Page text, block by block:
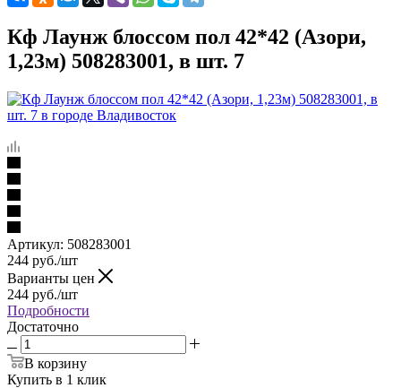
Кф Лаунж блоссом пол 42*42 (Азори,
1,23м) 508283001, в шт. 7
Артикул: 508283001
244 руб./шт
Варианты цен
244 руб./шт
Подробности
Достаточно
В корзину
Купить в 1 клик